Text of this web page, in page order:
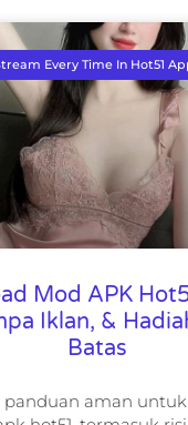
Every Time In Hot51
Mod APK
Iklan, &
Batas
panduan aman